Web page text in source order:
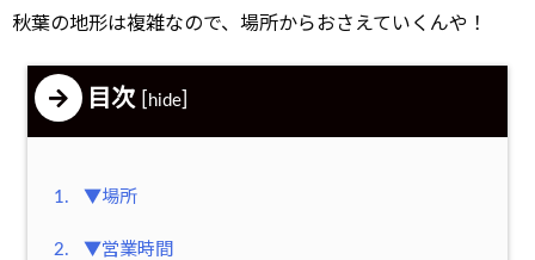
秋葉の地形は複雑なので、場所からおさえていくんや！
目次 hide
1. ▼場所
2. ▼営業時間